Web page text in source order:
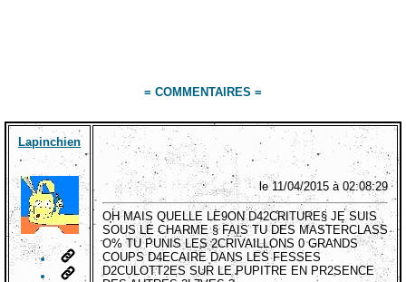
= COMMENTAIRES =
Lapinchien
le 11/04/2015 à 02:08:29
OH MAIS QUELLE LE9ON D42CRITURE§ JE SUIS
SOUS LE CHARME § FAIS TU DES MASTERCLASS
O% TU PUNIS LES 2CRIVAILLONS 0 GRANDS
COUPS D4ECAIRE DANS LES FESSES
D2CULOTT2ES SUR LE PUPITRE EN PR2SENCE